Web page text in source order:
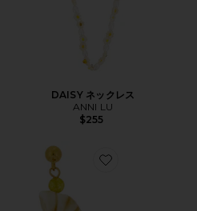
DAISY ネックレス
ANNI LU
$255
Favorite SEASIDE